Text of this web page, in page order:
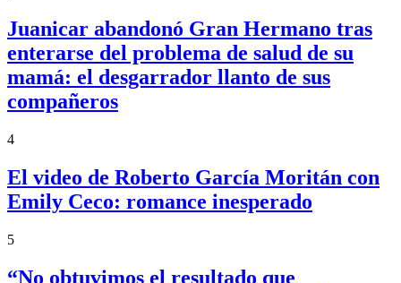
Juanicar abandonó Gran Hermano tras
enterarse del problema de salud de su
mamá: el desgarrador llanto de sus
compañeros
4
El video de Roberto García Moritán con
Emily Ceco: romance inesperado
5
“No obtuvimos el resultado que